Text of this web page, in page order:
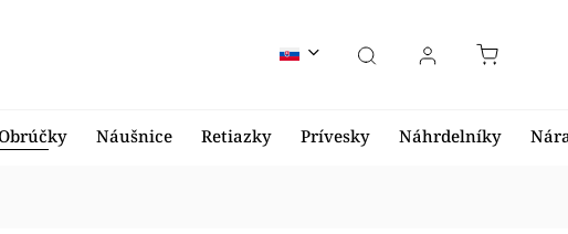
Náušnice Retiazky Prívesky Náhrdelníky